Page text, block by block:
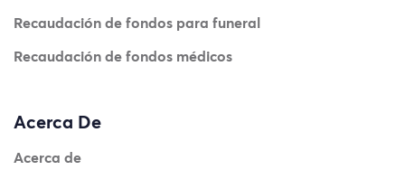
Recaudación de fondos para funeral
Recaudación de fondos médicos
Acerca De
Acerca de